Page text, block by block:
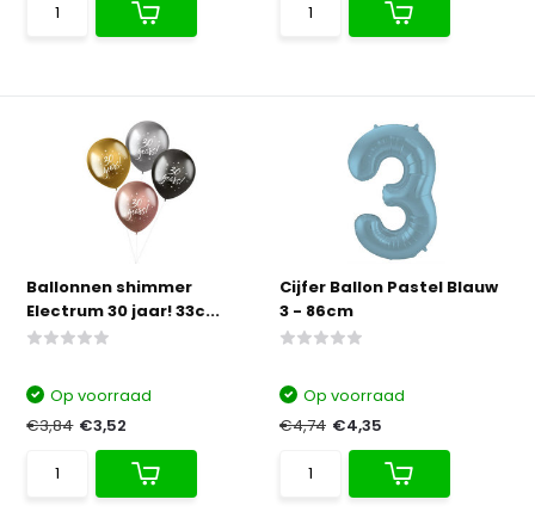
Ballonnen shimmer
Electrum 30 jaar! 33c...
Op voorraad
€3,84 €3,52
Cijfer Ballon Pastel Blauw
3 - 86cm
Op voorraad
€4,74 €4,35